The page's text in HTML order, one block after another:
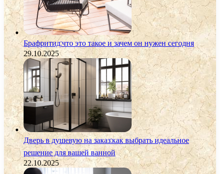
Брафритид:что это такое и зачем он нужен сегодня
29.10.2025
Дверь в душевую на заказ:как выбрать идеальное
решение для вашей ванной
22.10.2025